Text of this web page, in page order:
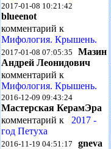
2017-01-08 10:21:42
blueenot
комментарий к
Мифология. Крышень.
2017-01-08 07:05:35 Мазин
Андрей Леонидович
комментарий к
Мифология. Крышень.
2016-12-09 09:43:24
Мастерская КерамЭра
комментарий к 2017 -
год Петуха
2016-11-19 04:51:17 gneva